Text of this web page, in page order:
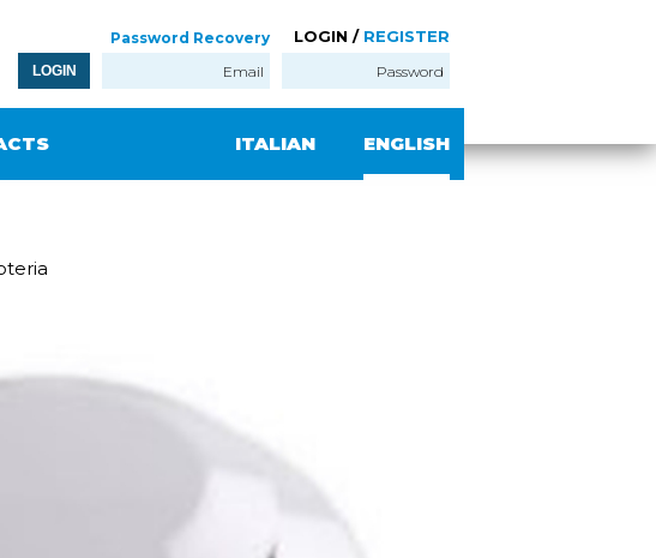
LOGIN / REGISTER
Password Recovery
LOGIN
ENGLISH
ITALIAN